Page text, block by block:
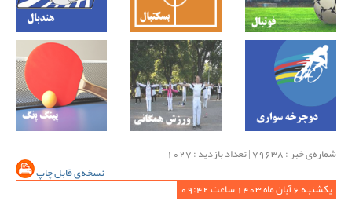
شماره‌ی خبر : ‌79638 | تعداد بازدید : 1027
نسخه‌ی قابل چاپ
یکشنبه 6 آبان ماه 1403 ساعت 09:42